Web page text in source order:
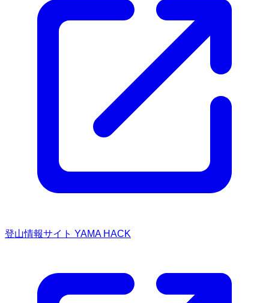
登山情報サイト YAMA HACK